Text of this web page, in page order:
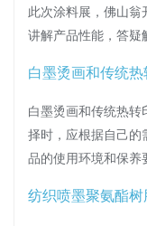
此次涂料展，佛山
讲解产品性能，答疑
白墨烫画和传统
白墨烫画和传统热
择时，应根据自己的
品的使用环境和保养
纺织喷墨聚氨酯树